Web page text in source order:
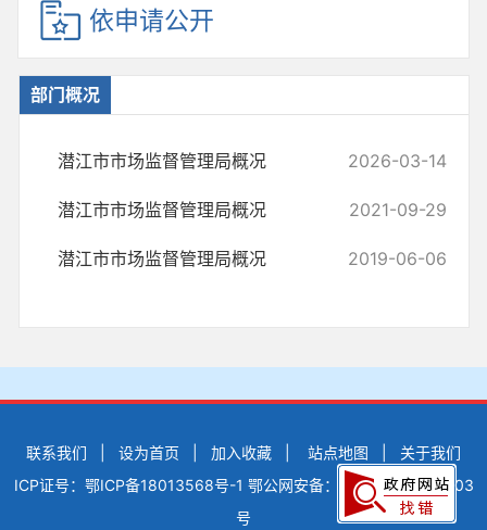
依申请公开
部门概况
潜江市市场监督管理局概况 2026-03-14
潜江市市场监督管理局概况 2021-09-29
潜江市市场监督管理局概况 2019-06-06
联系我们 设为首页 加入收藏 站点地图
关于我们
ICP证号：鄂ICP备18013568号-1 鄂公网安备：42900502000503
号